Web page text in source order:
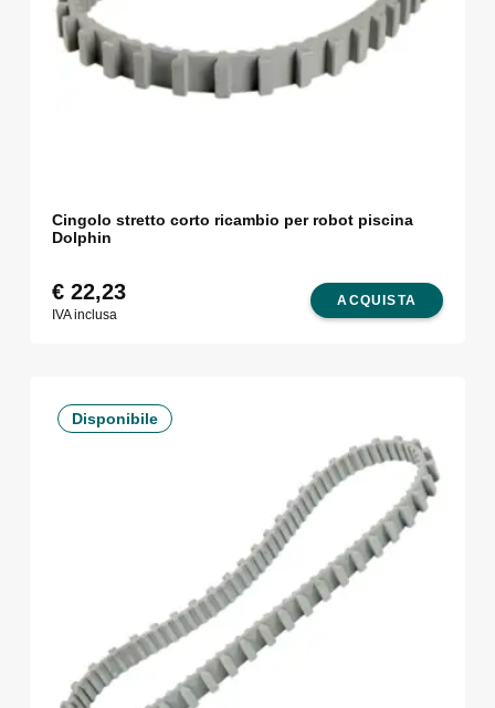
Cingolo stretto corto ricambio per robot piscina
Dolphin
ACQUISTA
€22,23
IVA inclusa
Disponibile